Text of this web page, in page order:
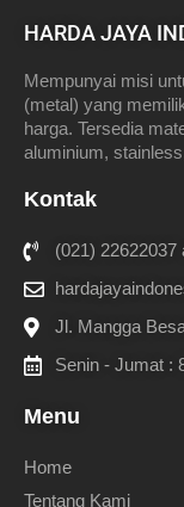
HARDA JAYA
Mempunyai misi
(metal) yang
harga. Tersedia
aluminium,
Kontak
(021) 22622037
Jl. Mangga
Senin - Jumat :
Menu
Home
Tentang Kami